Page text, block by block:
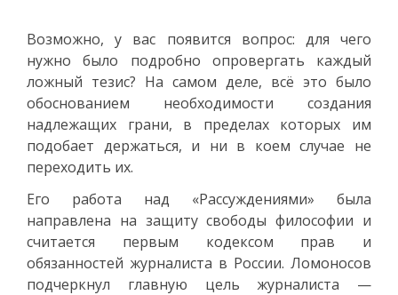
Возможно, у вас появится вопрос: для чего
нужно было подробно опровергать каждый
ложный тезис? На самом деле, всё это было
обоснованием необходимости создания
надлежащих грани, в пределах которых им
подобает держаться, и ни в коем случае не
переходить их.
Его работа над «Рассуждениями» была
направлена на защиту свободы философии и
считается первым кодексом прав и
обязанностей журналиста в России. Ломоносов
подчеркнул главную цель журналиста —